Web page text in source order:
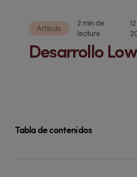
Artículo
2 min de
lectura
Desarrollo
Tabla de contenidos